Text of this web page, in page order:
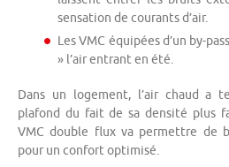
sensation de courants d’air.
Les VMC équipées d’un by-
» l’air entrant en été.
Dans un logement, l’air chaud a
plafond du fait de sa densité plus
VMC double flux va permettre de
pour un confort optimisé.